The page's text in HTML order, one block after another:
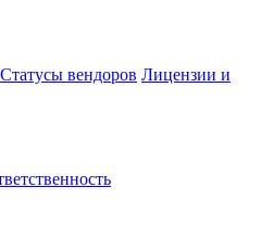
Статусы вендоров Лицензии и